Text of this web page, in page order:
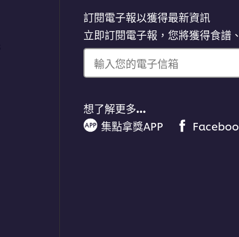
訂閱電子報以獲得最新資訊
立即訂閱電子報，您將獲得食譜
輸入您的電子信箱
想了解更多…
集點拿獎APP